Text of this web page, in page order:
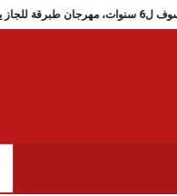
بعد كسوف ل6 سنوات، مهرجان طبرقة للجاز يعود (من 2 الى 9 جويلية 2026)